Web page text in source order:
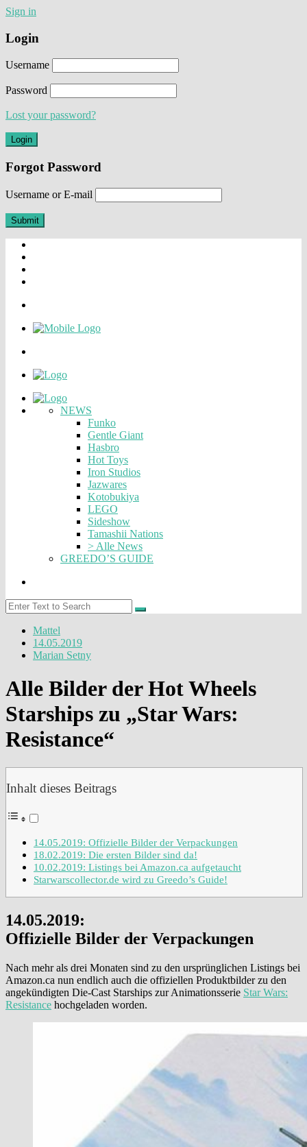
Sign in
Login
Username
Password
Lost your password?
Forgot Password
Username or E-mail
NEWS
Funko
Gentle Giant
Hasbro
Hot Toys
Iron Studios
Jazwares
Kotobukiya
LEGO
Sideshow
Tamashii Nations
> Alle News
GREEDO’S GUIDE
Mattel
14.05.2019
Marian Setny
Alle Bilder der Hot Wheels
Starships zu „Star Wars:
Resistance“
Inhalt dieses Beitrags
14.05.2019: Offizielle Bilder der Verpackungen
18.02.2019: Die ersten Bilder sind da!
10.02.2019: Listings bei Amazon.ca aufgetaucht
Starwarscollector.de wird zu Greedo’s Guide!
14.05.2019:
Offizielle Bilder der Verpackungen
Nach mehr als drei Monaten sind zu den ursprünglichen Listings bei
Amazon.ca nun endlich auch die offiziellen Produktbilder zu den
angekündigten Die-Cast Starships zur Animationsserie Star Wars:
Resistance hochgeladen worden.